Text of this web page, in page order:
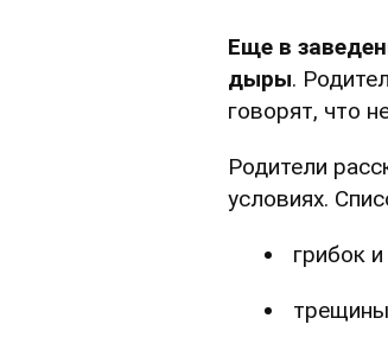
Еще в
дыры.
говорят, что
Родители
условиях.
грибок
трещины